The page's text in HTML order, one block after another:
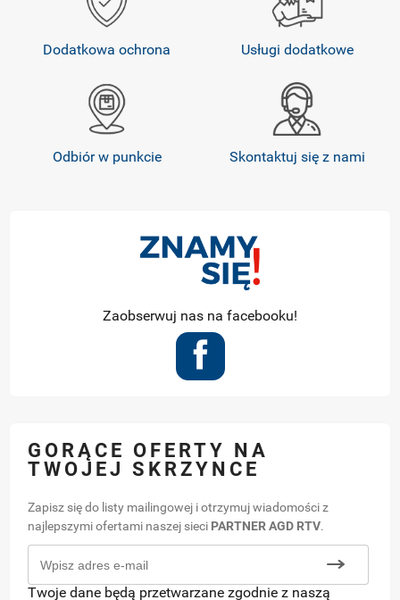
Dodatkowa ochrona Usługi dodatkowe
Odbiór w punkcie Skontaktuj się z nami
Zaobserwuj nas na facebooku!
GORĄCE OFERTY NA
TWOJEJ SKRZYNCE
Zapisz się do listy mailingowej i otrzymuj wiadomości z
najlepszymi ofertami naszej sieci PARTNER AGD RTV.
Twoje dane będą przetwarzane zgodnie z naszą